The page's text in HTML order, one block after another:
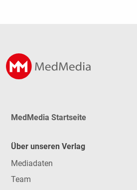
MedMedia Startseite
Über unseren Verlag
Mediadaten
Team